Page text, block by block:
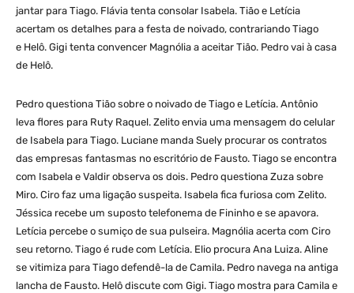
jantar para Tiago. Flávia tenta consolar Isabela. Tião e Letícia
acertam os detalhes para a festa de noivado, contrariando Tiago
e Helô. Gigi tenta convencer Magnólia a aceitar Tião. Pedro vai à casa
de Helô.
Pedro questiona Tião sobre o noivado de Tiago e Letícia. Antônio
leva flores para Ruty Raquel. Zelito envia uma mensagem do celular
de Isabela para Tiago. Luciane manda Suely procurar os contratos
das empresas fantasmas no escritório de Fausto. Tiago se encontra
com Isabela e Valdir observa os dois. Pedro questiona Zuza sobre
Miro. Ciro faz uma ligação suspeita. Isabela fica furiosa com Zelito.
Jéssica recebe um suposto telefonema de Fininho e se apavora.
Letícia percebe o sumiço de sua pulseira. Magnólia acerta com Ciro
seu retorno. Tiago é rude com Letícia. Elio procura Ana Luiza. Aline
se vitimiza para Tiago defendê-la de Camila. Pedro navega na antiga
lancha de Fausto. Helô discute com Gigi. Tiago mostra para Camila e